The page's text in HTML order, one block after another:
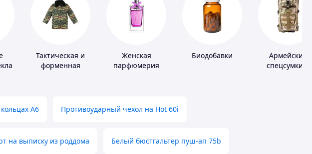
Тактическая и
форменная
Женская
парфюмерия
Биодобавки
Армейские
спецсумки и
А6 Противоударный чехол на Hot 60i
на выписку из роддома Белый бюстгальтер пуш-ап 75b